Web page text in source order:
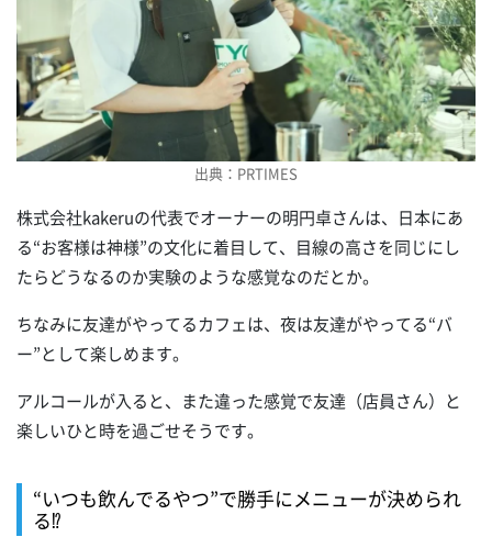
出典：PRTIMES
株式会社kakeruの代表でオーナーの明円卓さんは、日本にあ
る“お客様は神様”の文化に着目して、目線の高さを同じにし
たらどうなるのか実験のような感覚なのだとか。
ちなみに友達がやってるカフェは、夜は友達がやってる“バ
ー”として楽しめます。
アルコールが入ると、また違った感覚で友達（店員さん）と
楽しいひと時を過ごせそうです。
“いつも飲んでるやつ”で勝手にメニューが決められ
る⁉